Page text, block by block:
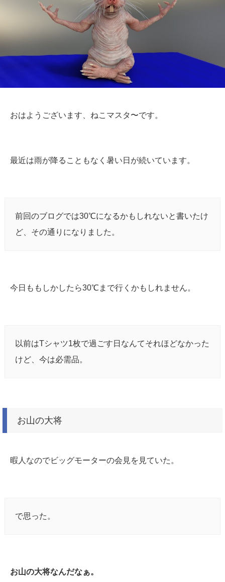
おはようございます、ねこマスタ〜です。
最近は雨が降ることもなく暑い日が続いています。
前回のブログでは30℃になるかもしれないと書いたけ
ど、その通りになりました。
今日ももしかしたら30℃まで行くかもしれません。
以前はTシャツ1枚で過ごす日なんてそれほどなかった
けど、今は必需品。
お山の大将
暇人なのでビッグモーターの会見を見ていた。
で思った。
お山の大将なんだなぁ。